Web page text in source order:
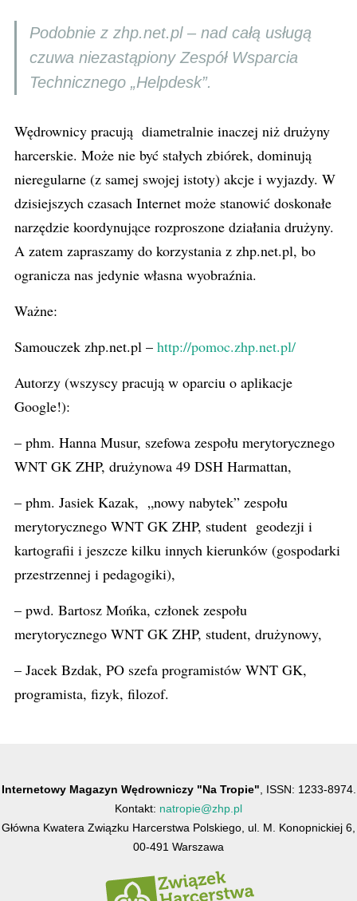
Podobnie z zhp.net.pl – nad całą usługą
czuwa niezastąpiony Zespół Wsparcia
Technicznego „Helpdesk”.
Wędrownicy pracują diametralnie inaczej niż drużyny
harcerskie. Może nie być stałych zbiórek, dominują
nieregularne (z samej swojej istoty) akcje i wyjazdy. W
dzisiejszych czasach Internet może stanowić doskonałe
narzędzie koordynujące rozproszone działania drużyny.
A zatem zapraszamy do korzystania z zhp.net.pl, bo
ogranicza nas jedynie własna wyobraźnia.
Ważne:
Samouczek zhp.net.pl – http://pomoc.zhp.net.pl/
Autorzy (wszyscy pracują w oparciu o aplikacje
Google!):
– phm. Hanna Musur, szefowa zespołu merytorycznego
WNT GK ZHP, drużynowa 49 DSH Harmattan,
– phm. Jasiek Kazak, „nowy nabytek” zespołu
merytorycznego WNT GK ZHP, student geodezji i
kartografii i jeszcze kilku innych kierunków (gospodarki
przestrzennej i pedagogiki),
– pwd. Bartosz Mońka, członek zespołu
merytorycznego WNT GK ZHP, student, drużynowy,
– Jacek Bzdak, PO szefa programistów WNT GK,
programista, fizyk, filozof.
Internetowy Magazyn Wędrowniczy "Na Tropie" , ISSN: 1233-8974.
Kontakt: natropie@zhp.pl
Główna Kwatera Związku Harcerstwa Polskiego, ul. M. Konopnickiej 6,
00-491 Warszawa